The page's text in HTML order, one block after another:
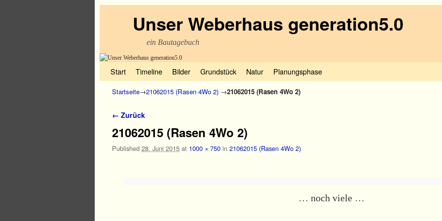
Unser Weberhaus generation5.0
ein Bautagebuch
Start Timeline Bilder Grundstück Natur Planungsphase
Startseite→21062015 (Rasen 4Wo 2) →21062015 (Rasen 4Wo 2)
Bilder-Navigation
← Zurück
21062015 (Rasen 4Wo 2)
Published 28. Juni 2015 at 1000 × 750 in 21062015 (Rasen 4Wo 2)
… noch viele …